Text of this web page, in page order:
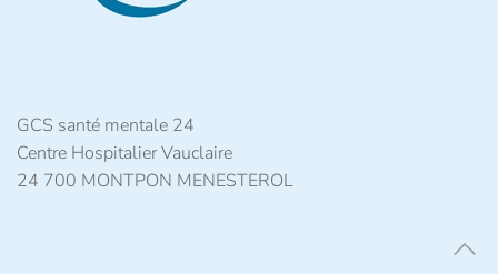
GCS santé mentale 24
Centre Hospitalier Vauclaire
24 700 MONTPON MENESTEROL